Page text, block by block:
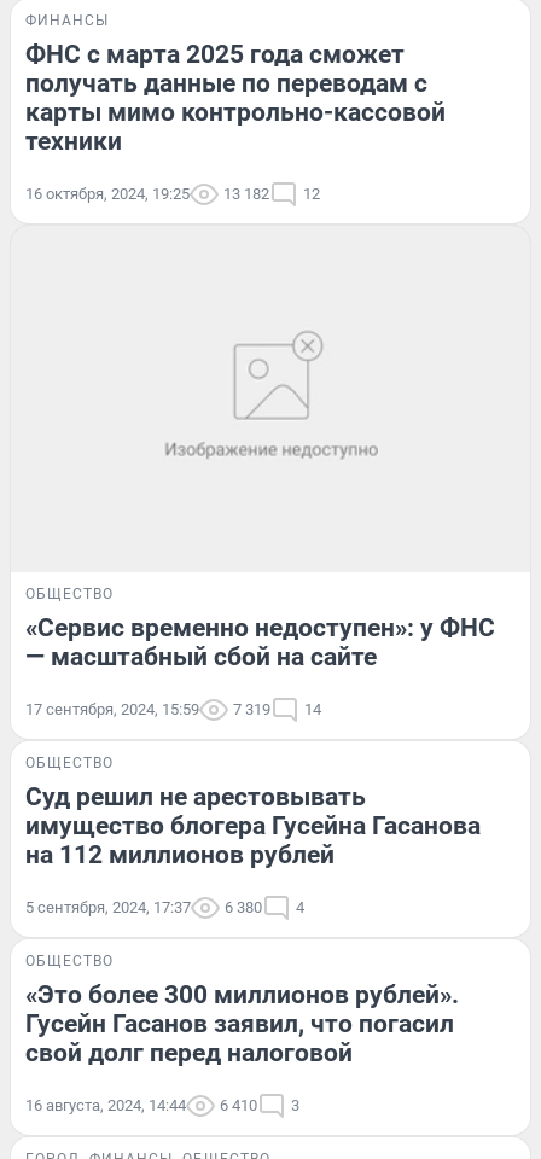
ФИНАНСЫ
ФНС с марта 2025 года сможет
получать данные по переводам с
карты мимо контрольно-кассовой
техники
16 октября, 2024, 19:25 13 182 12
ОБЩЕСТВО
«Сервис временно недоступен»: у ФНС
— масштабный сбой на сайте
17 сентября, 2024, 15:59 7 319 14
ОБЩЕСТВО
Суд решил не арестовывать
имущество блогера Гусейна Гасанова
на 112 миллионов рублей
5 сентября, 2024, 17:37 6 380 4
ОБЩЕСТВО
«Это более 300 миллионов рублей».
Гусейн Гасанов заявил, что погасил
свой долг перед налоговой
16 августа, 2024, 14:44 6 410 3